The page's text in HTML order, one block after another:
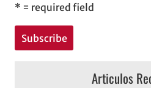
* = required field
Articulos